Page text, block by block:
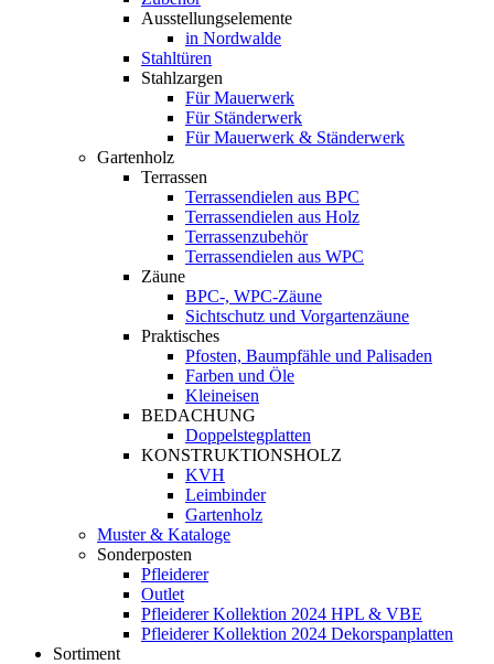
Ausstellungselemente
in Nordwalde
Stahltüren
Stahlzargen
Für Mauerwerk
Für Ständerwerk
Für Mauerwerk & Ständerwerk
Gartenholz
Terrassen
Terrassendielen aus BPC
Terrassendielen aus Holz
Terrassenzubehör
Terrassendielen aus WPC
Zäune
BPC-, WPC-Zäune
Sichtschutz und Vorgartenzäune
Praktisches
Pfosten, Baumpfähle und Palisaden
Farben und Öle
Kleineisen
BEDACHUNG
Doppelstegplatten
KONSTRUKTIONSHOLZ
KVH
Leimbinder
Gartenholz
Muster & Kataloge
Sonderposten
Pfleiderer
Outlet
Pfleiderer Kollektion 2024 HPL & VBE
Pfleiderer Kollektion 2024 Dekorspanplatten
Sortiment